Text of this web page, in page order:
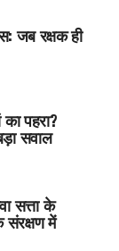
जब रक्षक ही
पहरा?
सवाल
सत्ता के
संरक्षण में